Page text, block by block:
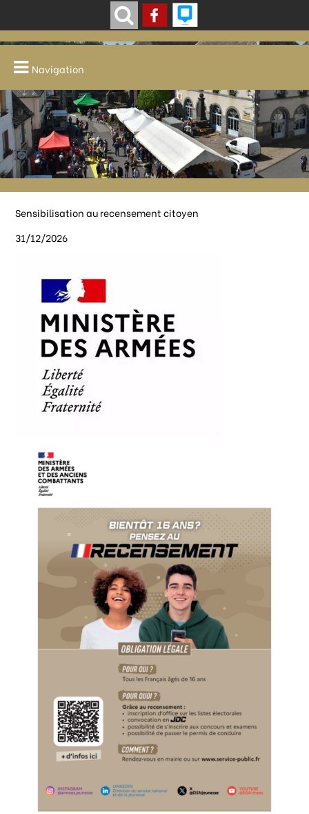
Navigation
Sensibilisation au recensement citoyen
31/12/2026